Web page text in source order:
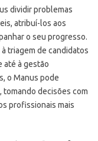
dividir problemas
atribuí-los aos
o seu progresso.
triagem de candidatos
até à gestão
o Manus pode
tomando decisões com
profissionais mais